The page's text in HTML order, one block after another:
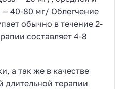
— 40-80 мг/ Облегчение
обычно в течение 2-
составляет 4-8
а так же в качестве
терапии